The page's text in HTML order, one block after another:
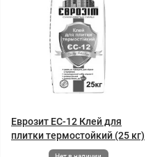
Еврозит ЕС-12 Клей для
плитки термостойкий (25 кг)